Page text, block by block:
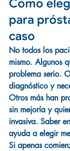
Cómo
para
caso
No todos los
mismo. Algunos
problema serio.
diagnóstico y
Otros más han
sin mejoría y
invasiva. Saber
ayuda a elegir
Si apenas